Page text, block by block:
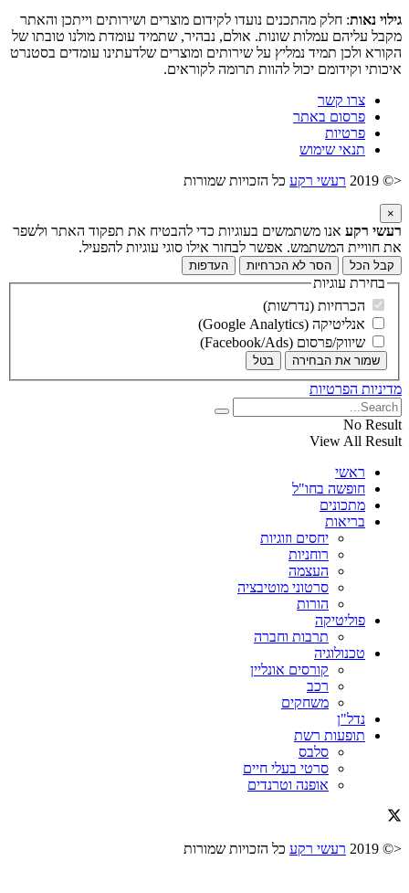
גילוי נאות: חלק מהתכנים נועדו לקידום מוצרים ושירותים וייתכן והאתר
מקבל עליהם עמלות שונות. אולם, נבהיר, שתמיד עומדת מולנו טובתו של
הקורא ולכן תמיד נמליץ על שירותים ומוצרים שלדעתינו עומדים בסטנרט
איכותי וקידומם יכול להוות תרומה לקוראים.
צרו קשר
פרסום באתר
פרטיות
תנאי שימוש
<© 2019
רעשי רקע כל הזכויות שמורות
×
רעשי רקע אנו משתמשים בעוגיות כדי להבטיח את תפקוד האתר ולשפר
את חוויית המשתמש. אפשר לבחור אילו סוגי עוגיות להפעיל.
קבל הכל הסר לא הכרחיות העדפות
בחירת עוגיות
הכרחיות (נדרשות)
אנליטיקה (Google Analytics)
שיווק/פרסום (Facebook/Ads)
שמור את הבחירה בטל
מדיניות הפרטיות
No Result
View All Result
ראשי
חופשה בחו"ל
מתכונים
בריאות
יחסים וזוגיות
רוחניות
העצמה
סרטוני מוטיבציה
הורות
פוליטיקה
תרבות וחברה
טכנולוגיה
קורסים אונליין
רכב
משחקים
נדל"ן
תופעות רשת
סלבס
סרטי בעלי חיים
אופנה וטרנדים
<© 2019 רעשי רקע כל הזכויות שמורות